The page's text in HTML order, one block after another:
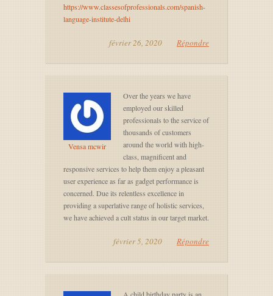
https://www.classesofprofessionals.com/spanish-
language-institute-delhi
février 26, 2020 Répondre
Vensa mcwir
Over the years we have
employed our skilled
professionals to the service of
thousands of customers
around the world with high-
class, magnificent and
responsive services to help them enjoy a pleasant
user experience as far as gadget performance is
concerned. Due its relentless excellence in
providing a superlative range of holistic services,
we have achieved a cult status in our target market.
février 5, 2020 Répondre